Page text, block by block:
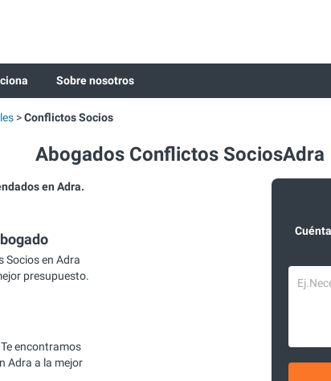
Sobre nosotros
Conflictos Socios
Abogados Conflictos SociosAdra
en Adra.
Socios en Adra
presupuesto.
encontramos
Adra a la mejor